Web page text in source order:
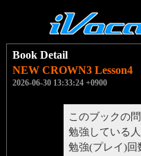
Book Detail
NEW CROWN3 Lesson4
2026-06-30 13:33:24 +0900
このブックの
勉強している
勉強(プレイ)回